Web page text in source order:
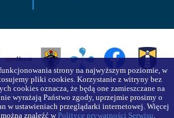
|Deklaracja dostępności|Bezpieczny kanał
sygnalista24.info
wszelkie prawa zastrzeżone
strony na najwyższym poziomie, w
pliki cookies. Korzystanie z witryny bez
cookies oznacza, że będą one zamieszczane na
wyrażają Państwo zgody, uprzejmie prosimy o
w ustawieniach przeglądarki internetowej. Więcej
znaleźć wPolityce prywatności Serwisu.